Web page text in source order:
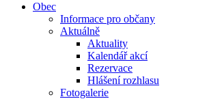
Obec
Informace pro občany
Aktuálně
Aktuality
Kalendář akcí
Rezervace
Hlášení rozhlasu
Fotogalerie